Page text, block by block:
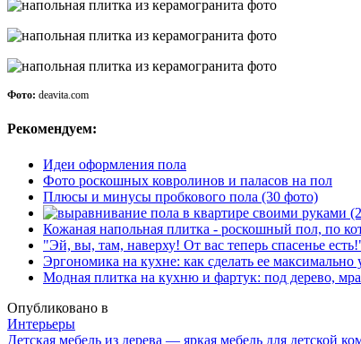
Фото: deavita.com
Рекомендуем:
Идеи оформления пола
Фото роскошных ковролинов и паласов на пол
Плюсы и минусы пробкового пола (30 фото)
Кожаная напольная плитка - роскошный пол, по
"Эй, вы, там, наверху! От вас теперь спасенье
Эргономика на кухне: как сделать ее максимально
Модная плитка на кухню и фартук: под дерево,
Опубликовано в
Интерьеры
Детская мебель из дерева — яркая мебель для детской